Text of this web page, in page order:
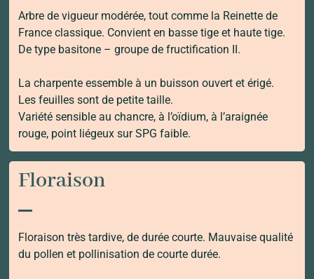
Arbre de vigueur modérée, tout comme la Reinette de
France classique. Convient en basse tige et haute tige.
De type basitone – groupe de fructification II.
La charpente essemble à un buisson ouvert et érigé.
Les feuilles sont de petite taille.
Variété sensible au chancre, à l’oïdium, à l’araignée
rouge, point liégeux sur SPG faible.
Floraison
Floraison très tardive, de durée courte. Mauvaise qualité
du pollen et pollinisation de courte durée.